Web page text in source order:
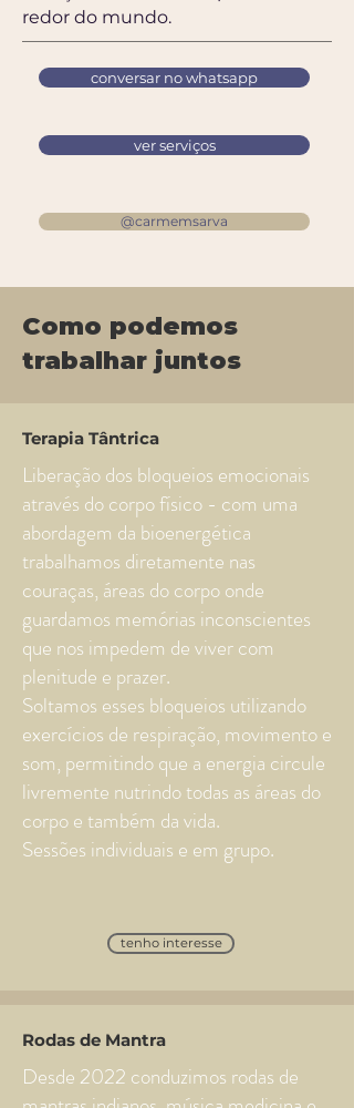
redor do mundo.
conversar no whatsapp
ver serviços
@carmemsarva
Como podemos
trabalhar juntos
Terapia Tântrica
Liberação dos bloqueios emocionais
através do corpo físico - com uma
abordagem da bioenergética
trabalhamos diretamente nas
couraças, áreas do corpo onde
guardamos memórias inconscientes
que nos impedem de viver com
plenitude e prazer.
Soltamos esses bloqueios utilizando
exercícios de respiração, movimento e
som, permitindo que a energia circule
livremente nutrindo todas as áreas do
corpo e também da vida.
Sessões individuais e em grupo.
tenho interesse
Rodas de Mantra
Desde 2022 conduzimos rodas de